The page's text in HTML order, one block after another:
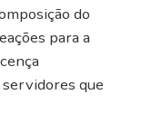
do
para a
que